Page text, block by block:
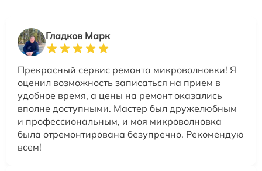
Гладков Марк
Прекрасный сервис ремонта микроволновки! Я
оценил возможность записаться на прием в
удобное время, а цены на ремонт оказались
вполне доступными. Мастер был дружелюбным
и профессиональным, и моя микроволновка
была отремонтирована безупречно. Рекомендую
всем!